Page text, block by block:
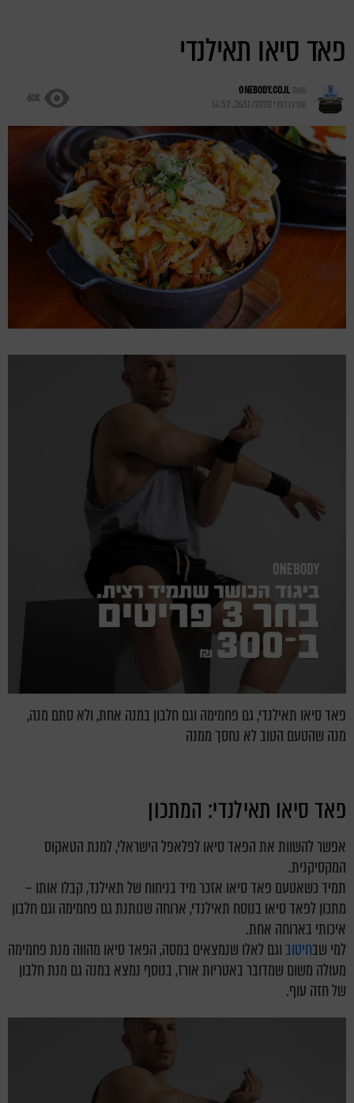
פאד סיאו תאילנדי
מאתONEBODY.CO.IL
עודכן לפני 26/11/2020, 14:52
60k
פאד סיאו תאילנדי, גם פחמימה וגם חלבון במנה אחת, ולא סתם מנה,
מנה שהטעם הטוב לא נחסך ממנה
פאד סיאו תאילנדי: המתכון
אפשר להשוות את הפאד סיאו לפלאפל הישראלי, למנת הטאקוס
המקסיקנית.
תמיד כשאטעם פאד סיאו אזכר מיד בניחוח של תאילנד, קבלו אותו –
מתכון לפאד סיאו בנוסח תאילנדי, ארוחה שנותנת גם פחמימה וגם חלבון
איכותי בארוחה אחת.
למי שבחיטובוגם לאלו שנמצאים במסה, הפאד סיאו מהווה מנת פחמימה
מעולה משום שמדובר באטריות אורז, בנוסף נמצא במנה גם מנת חלבון
של חזה עוף.